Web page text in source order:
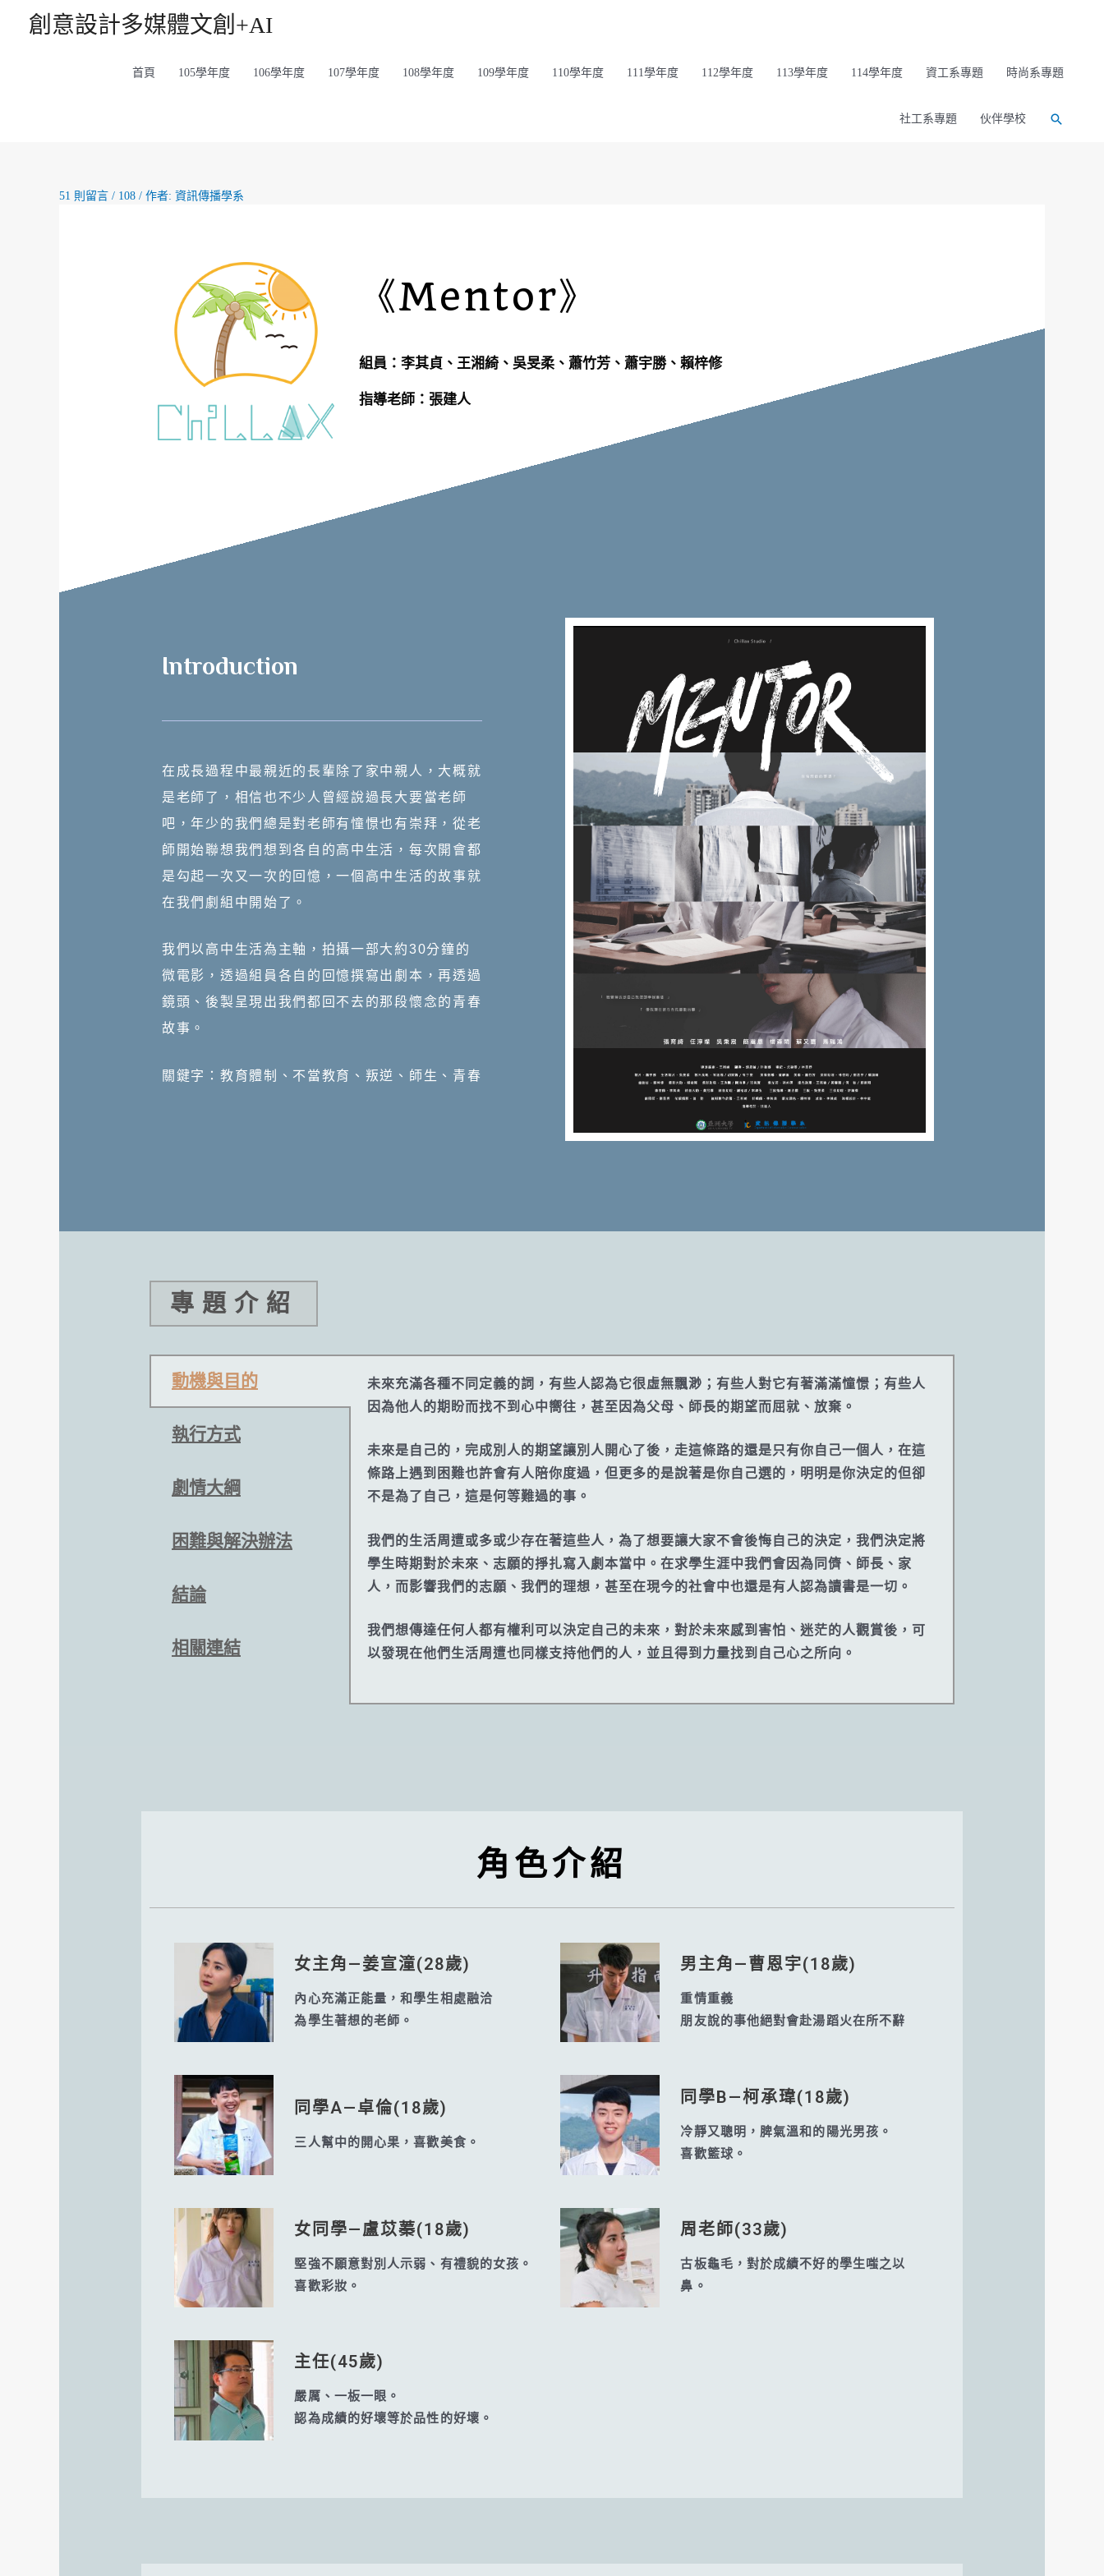
創意設計多媒體文創+AI
首頁 105學年度 106學年度 107學年度 108學年度 109學年度 110學年度 111學年度 112學年度 113學年度 114學年度 資工系專題 時尚系專題
社工系專題 伙伴學校
51 則留言 / 108 / 作者: 資訊傳播學系
《Mentor》
組員：李其貞、王湘綺、吳旻柔、蕭竹芳、蕭宇勝、賴梓修
指導老師：張建人
Introduction
在成長過程中最親近的長輩除了家中親人，大概就
是老師了，相信也不少人曾經說過長大要當老師
吧，年少的我們總是對老師有憧憬也有崇拜，從老
師開始聯想我們想到各自的高中生活，每次開會都
是勾起一次又一次的回憶，一個高中生活的故事就
在我們劇組中開始了。
我們以高中生活為主軸，拍攝一部大約30分鐘的
微電影，透過組員各自的回憶撰寫出劇本，再透過
鏡頭、後製呈現出我們都回不去的那段懷念的青春
故事。
關鍵字：教育體制、不當教育、叛逆、師生、青春
專題介紹
動機與目的
執行方式
劇情大綱
困難與解決辦法
結論
相關連結
未來充滿各種不同定義的詞，有些人認為它很虛無飄渺；有些人對它有著滿滿憧憬；有些人
因為他人的期盼而找不到心中嚮往，甚至因為父母、師長的期望而屈就、放棄。
未來是自己的，完成別人的期望讓別人開心了後，走這條路的還是只有你自己一個人，在這
條路上遇到困難也許會有人陪你度過，但更多的是說著是你自己選的，明明是你決定的但卻
不是為了自己，這是何等難過的事。
我們的生活周遭或多或少存在著這些人，為了想要讓大家不會後悔自己的決定，我們決定將
學生時期對於未來、志願的掙扎寫入劇本當中。在求學生涯中我們會因為同儕、師長、家
人，而影響我們的志願、我們的理想，甚至在現今的社會中也還是有人認為讀書是一切。
我們想傳達任何人都有權利可以決定自己的未來，對於未來感到害怕、迷茫的人觀賞後，可
以發現在他們生活周遭也同樣支持他們的人，並且得到力量找到自己心之所向。
角色介紹
女主角—姜宣潼(28歲)
內心充滿正能量，和學生相處融洽
為學生著想的老師。
男主角—曹恩宇(18歲)
重情重義
朋友說的事他絕對會赴湯蹈火在所不辭
同學A—卓倫(18歲)
三人幫中的開心果，喜歡美食。
同學B—柯承瑋(18歲)​
冷靜又聰明，脾氣溫和的陽光男孩。
喜歡籃球。
女同學—盧苡蓁(18歲)
堅強不願意對別人示弱、有禮貌的女孩。
喜歡彩妝。
周老師(33歲)
古板龜毛，對於成績不好的學生嗤之以
鼻。
主任(45歲)
嚴厲、一板一眼。
認為成績的好壞等於品性的好壞。